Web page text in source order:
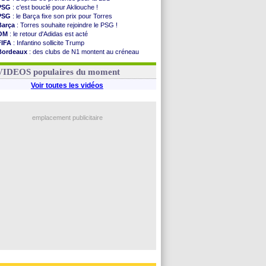
: c'est bouclé pour Akliouche !
: le Barça fixe son prix pour Torres
: Torres souhaite rejoindre le PSG !
: le retour d'Adidas est acté
: Infantino sollicite Trump
: des clubs de N1 montent au créneau
: le démenti de Leipzig pour Diomandé
populaires du moment
Voir toutes les vidéos
emplacement publicitaire